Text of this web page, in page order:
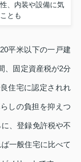
、内装や設備に気
とも
平米以下の一戸建
、固定資産税が2分
住宅に認定されれ
しの負担を抑えつ
、登録免許税や不
一般住宅に比べて